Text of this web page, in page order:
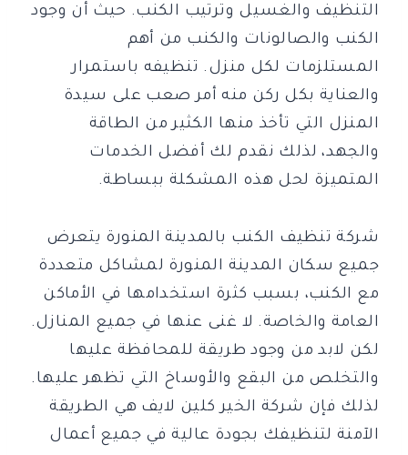
التنظيف والغسيل وترتيب الكنب. حيث أن وجود
الكنب والصالونات والكنب من أهم
المستلزمات لكل منزل. تنظيفه باستمرار
والعناية بكل ركن منه أمر صعب على سيدة
المنزل التي تأخذ منها الكثير من الطاقة
والجهد، لذلك نقدم لك أفضل الخدمات
المتميزة لحل هذه المشكلة ببساطة.
شركة تنظيف الكنب بالمدينة المنورة يتعرض
جميع سكان المدينة المنورة لمشاكل متعددة
مع الكنب، بسبب كثرة استخدامها في الأماكن
العامة والخاصة. لا غنى عنها في جميع المنازل.
لكن لابد من وجود طريقة للمحافظة عليها
والتخلص من البقع والأوساخ التي تظهر عليها.
لذلك فإن شركة الخير كلين لايف هي الطريقة
الآمنة لتنظيفك بجودة عالية في جميع أعمال